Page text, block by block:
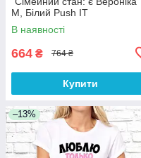
M, Білий Push IT
В наявності
664 ₴ 764 ₴
Купити
–13%